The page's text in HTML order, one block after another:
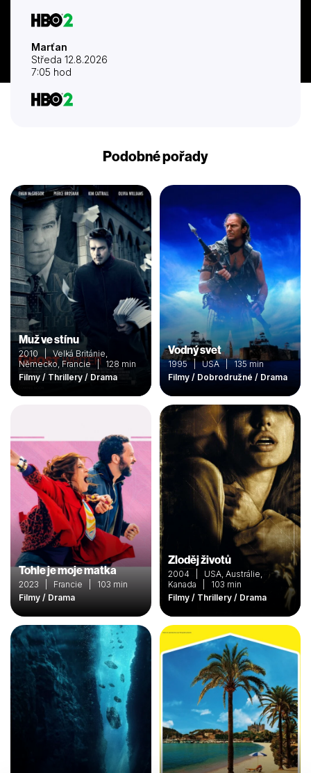
Marťan
Středa 12.8.2026
7:05 hod
Podobné pořady
Muž ve stínu
2010 | Velká Británie,
Německo, Francie | 128 min
Filmy / Thrillery / Drama
Vodný svet
1995 | USA | 135 min
Filmy / Dobrodružné / Drama
Tohle je moje matka
2023 | Francie | 103 min
Filmy / Drama
Zloděj životů
2004 | USA, Austrálie,
Kanada | 103 min
Filmy / Thrillery / Drama